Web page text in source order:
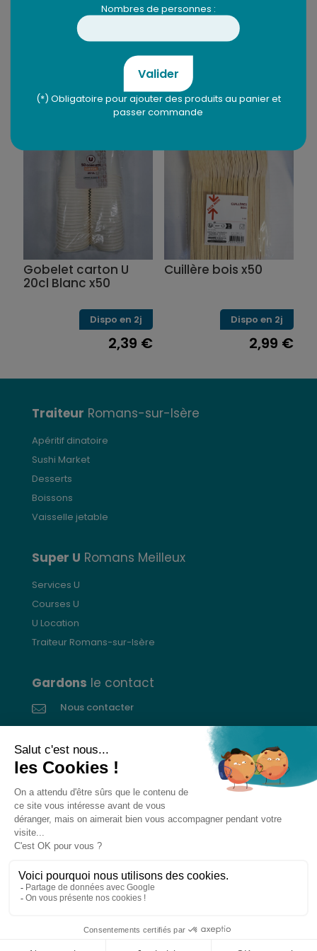
Bol pulpe U 500ml x12
1,89€
Assiette ronde pulpe
1,89
Gobelet carton U
20cl Blanc x50
Dispo en 2j
2,39 €
Cuillère bois x50
Dispo en 2j
2,99 €
Traiteur Romans-sur-Isère
Apéritif dinatoire
Sushi Market
Desserts
Boissons
Vaisselle jetable
Super U Romans Meilleux
Services U
Courses U
U Location
Traiteur Romans-sur-Isère
Gardons le contact
Nous contacter
CGVs Livraison et paiement
Mentions légales
Les cookies
Confidentialité
Pour votre santé, ne grignotez pas entre les repas.
L’abus d’alcool est dangereux pour la santé. À
consommer avec modération.
Nombres de personnes :
Valider
(*) Obligatoire pour ajouter des produits au panier et
passer commande